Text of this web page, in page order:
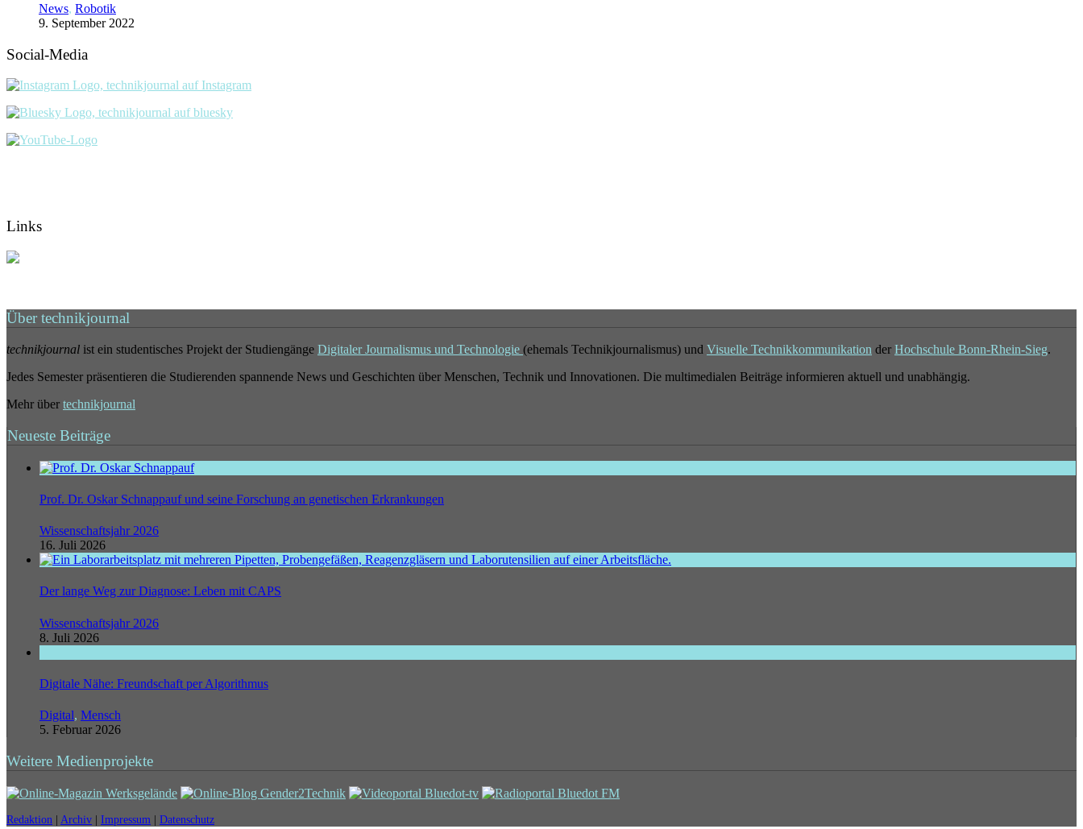
News, Robotik
9. September 2022
Social-Media
Links
Über technikjournal
technikjournal ist ein studentisches Projekt der Studiengänge Digitaler Journalismus und Technologie (ehemals Technikjournalismus) und Visuelle Technikkommunikation der Hochschule Bonn-Rhein-Sieg.
Jedes Semester präsentieren die Studierenden spannende News und Geschichten über Menschen, Technik und Innovationen. Die multimedialen Beiträge informieren aktuell und unabhängig.
Mehr über technikjournal
Neueste Beiträge
Prof. Dr. Oskar Schnappauf und seine Forschung an genetischen Erkrankungen
Wissenschaftsjahr 2026
16. Juli 2026
Der lange Weg zur Diagnose: Leben mit CAPS
Wissenschaftsjahr 2026
8. Juli 2026
Digitale Nähe: Freundschaft per Algorithmus
Digital, Mensch
5. Februar 2026
Weitere Medienprojekte
Redaktion | Archiv | Impressum | Datenschutz